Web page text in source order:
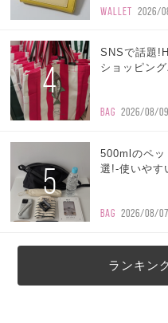
WALLET 2026/
4
SNSで話題
ショッピン
BAG 2026/08/09
5
500mlのペッ
選!-使いやす
BAG 2026/08/07
ランキン